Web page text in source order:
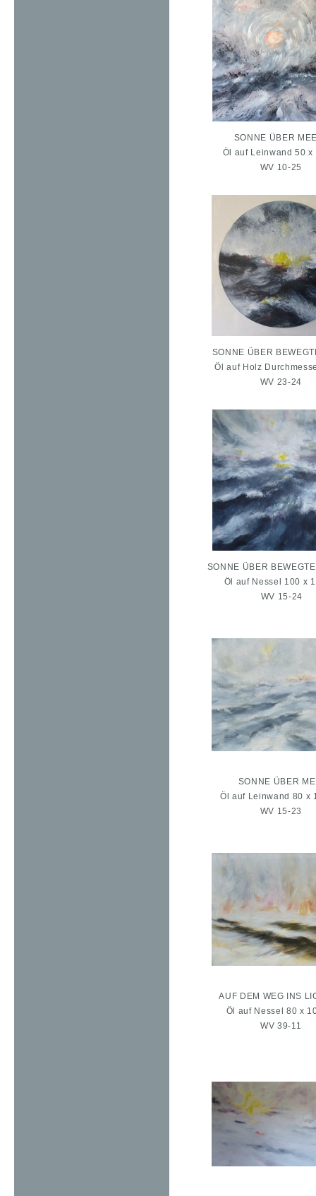
SONNE ÜBER
Öl auf Leinwand 50 x
WV 10-25
SONNE ÜBER
Öl auf Holz
WV 23-24
SONNE ÜBER
Öl auf Nessel 100 x
WV 15-24
SONNE ÜBER
Öl auf Leinwand 80 x
WV 15-23
AUF DEM WEG INS
Öl auf Nessel 80 x
WV 39-11